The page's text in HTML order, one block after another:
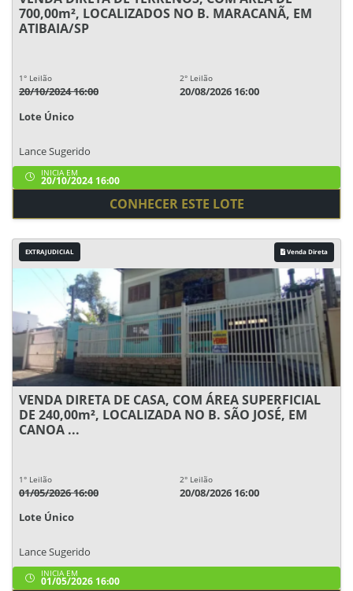
700,00m², LOCALIZADOS NO B. MARACANÃ, EM
ATIBAIA/SP
1° Leilão
20/10/2024 16:00
2° Leilão
20/08/2026 16:00
Lote Único
Lance Sugerido
INICIA EM
20/10/2024 16:00
CONHECER ESTE LOTE
EXTRAJUDICIAL Venda Direta
VENDA DIRETA DE CASA, COM ÁREA SUPERFICIAL
DE 240,00m², LOCALIZADA NO B. SÃO JOSÉ, EM
CANOA ...
1° Leilão
01/05/2026 16:00
2° Leilão
20/08/2026 16:00
Lote Único
Lance Sugerido
INICIA EM
01/05/2026 16:00